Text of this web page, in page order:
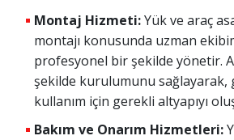
Montaj Hizmeti:Yük ve araç
montajı konusunda uzman
profesyonel bir şekilde yönetir.
şekilde kurulumunu sağlayarak,
kullanım için gerekli altyapıyı
Bakım ve Onarım Hizmetleri: